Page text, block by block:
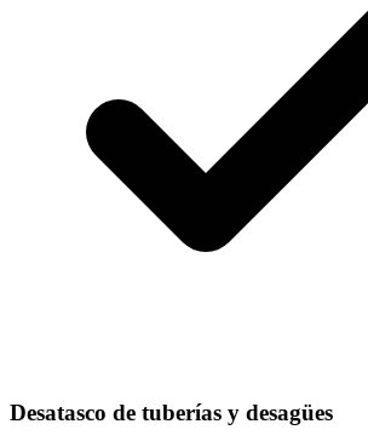
Desatasco de tuberías y desagües